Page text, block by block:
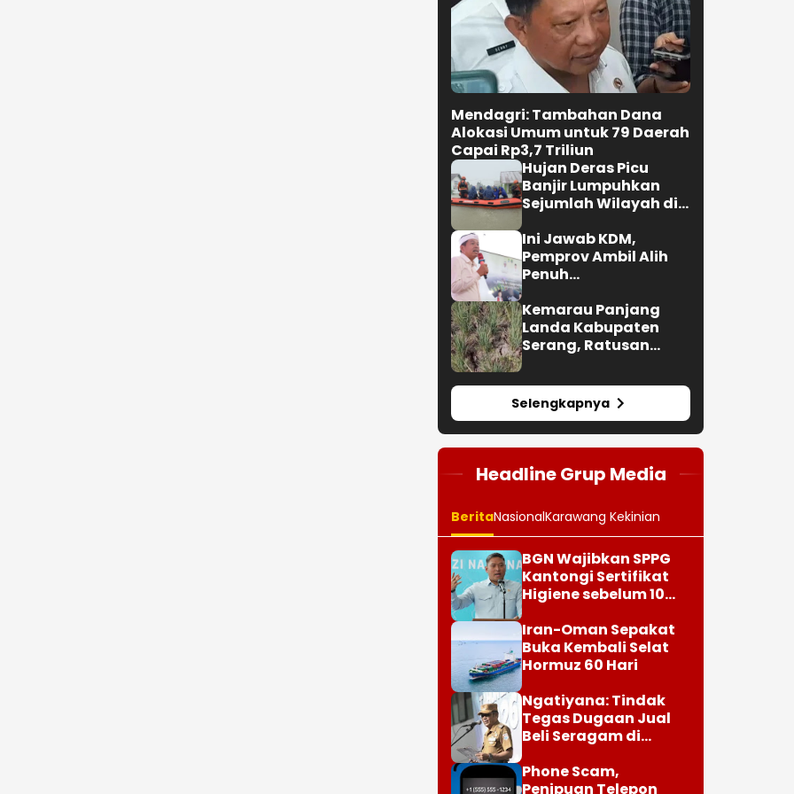
Mendagri: Tambahan Dana
Alokasi Umum untuk 79 Daerah
Capai Rp3,7 Triliun
Hujan Deras Picu
Banjir Lumpuhkan
Sejumlah Wilayah di
Ini Jawab KDM,
Pemprov Ambil Alih
Penuh
MTQ 2027
Kemarau Panjang
Landa Kabupaten
Serang, Ratusan
Kekeringan
Selengkapnya
Headline Grup Media
BeritaNasionalKarawang Kekinian
BGN Wajibkan SPPG
Kantongi Sertifikat
Higiene sebelum 10
Iran-Oman Sepakat
Buka Kembali Selat
Hormuz 60 Hari
Ngatiyana: Tindak
Tegas Dugaan Jual
Beli Seragam di
Phone Scam,
Penipuan Telepon